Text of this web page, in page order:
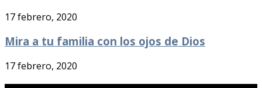
17 febrero, 2020
Mira a tu familia con los ojos de Dios
17 febrero, 2020